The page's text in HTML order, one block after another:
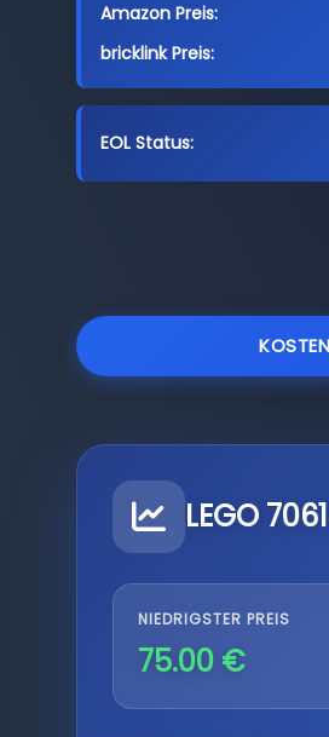
Amazon Preis:
bricklink Preis:
EOL Status:
LEGO
NIEDRIGSTER PREIS
75.00 €